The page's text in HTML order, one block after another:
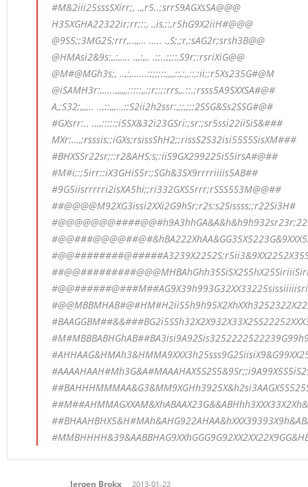
#M&2iii25sssSXirr;, .,,r5..;srrS9AGXsSA@@@
H35XGHA22322ir;rr;::, .,is,::,r5hG9X2iiH#@@@
@9S5;;3MG25;rrr,..,,… ….. .,S;,;r,:sAG2r;srsh3B@@
@HMAsi2&9s:,,:,…. .,,:,,. .;;..;;;:,S9r;:rsriXiG@@
@M#@MGh3s;, ..,:,……:;;;;::,,,,::,:,,::,:ii;;r5Xs235G#@M
@iSAMH3r:,…..,,,,,,:::::,,:;r;;;:rrs,,.::.;rsss5A9SXXSA#@#
A,;S32;,,,,.. ..,::,,,..,:;S2ii2h2ssr:,;;,;;;2SSG&Ss2SSG#@#
#GXsrr:.. …,:::::;i5SX&32i23GSri:;sr:;sr5ssi22iiSiS&###
MXr:…,;rsssis;;iGXs;rsissShH2;;rissS2S32isi55S5SisXM###
#BHXSSr22sr;::r2&AHS;s;:iiS9GX299225iS5irsA#@##
#M#i;:;5irr::iX3GHiS5r:;SGh&3SX9rrrriiiis5AB##
#9G5iisrrrrri2isXA5hi;;ri332GXS5rrr;rSSS5S3M@@##
##@@@@M92XG3issi2XXi2G9hSr;r2s:s2Sissss;;r22Si3H#
Jeroen Brokx 2013-01-22